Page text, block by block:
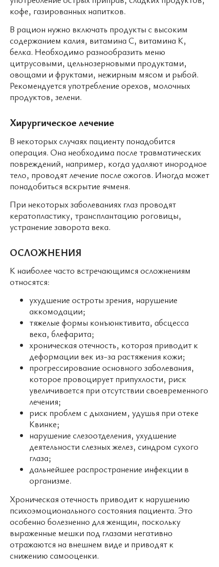
кофе, газированных напитков.
В рацион нужно включать продукты с высоким
содержанием калия, витамина С, витамина К,
белка. Необходимо разнообразить меню
цитрусовыми, цельнозерновыми продуктами,
овощами и фруктами, нежирным мясом и рыбой.
Рекомендуется употребление орехов, молочных
продуктов, зелени.
Хирургическое лечение
В некоторых случаях пациенту понадобится
операция. Она необходима после травматических
повреждений, например, когда удаляют инородное
тело, проводят лечение после ожогов. Иногда может
понадобиться вскрытие ячменя.
При некоторых заболеваниях глаз проводят
кератопластику, трансплантацию роговицы,
устранение заворота века.
ОСЛОЖНЕНИЯ
К наиболее часто встречающимся осложнениям
относятся:
ухудшение остроты зрения, нарушение
аккомодации;
тяжелые формы конъюнктивита, абсцесса
века, блефарита;
хроническая отечность, которая приводит к
деформации век из-за растяжения кожи;
прогрессирование основного заболевания,
которое провоцирует припухлости, риск
увеличивается при отсутствии своевременного
лечения;
риск проблем с дыханием, удушья при отеке
Квинке;
нарушение слезоотделения, ухудшение
деятельности слезных желез, синдром сухого
глаза;
дальнейшее распространение инфекции в
организме.
Хроническая отечность приводит к нарушению
психоэмоционального состояния пациента. Это
особенно болезненно для женщин, поскольку
выраженные мешки под глазами негативно
отражаются на внешнем виде и приводят к
снижению самооценки.